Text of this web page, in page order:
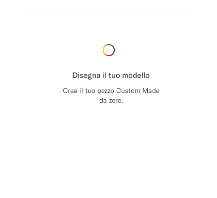
Disegna il tuo modello
Crea il tuo pezzo Custom Made
da zero.